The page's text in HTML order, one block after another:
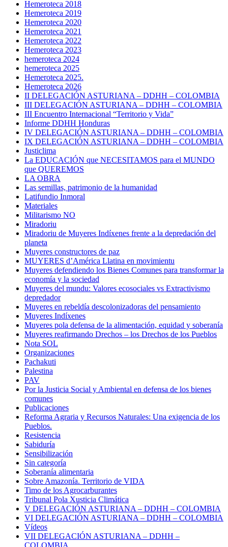
Hemeroteca 2018
Hemeroteca 2019
Hemeroteca 2020
Hemeroteca 2021
Hemeroteca 2022
Hemeroteca 2023
hemeroteca 2024
hemeroteca 2025
Hemeroteca 2025.
Hemeroteca 2026
II DELEGACIÓN ASTURIANA – DDHH – COLOMBIA
III DELEGACIÓN ASTURIANA – DDHH – COLOMBIA
III Encuentro Internacional “Territorio y Vida”
Informe DDHH Honduras
IV DELEGACIÓN ASTURIANA – DDHH – COLOMBIA
IX DELEGACIÓN ASTURIANA – DDHH – COLOMBIA
Justiclima
La EDUCACIÓN que NECESITAMOS para el MUNDO
que QUEREMOS
LA OBRA
Las semillas, patrimonio de la humanidad
Latifundio Inmoral
Materiales
Militarismo NO
Miradoriu
Miradoriu de Muyeres Indíxenes frente a la depredación del
planeta
Muyeres constructores de paz
MUYERES d’América Llatina en movimientu
Muyeres defendiendo los Bienes Comunes para transformar la
economía y la sociedad
Muyeres del mundu: Valores ecosociales vs Extractivismo
depredador
Muyeres en rebeldía descolonizadoras del pensamiento
Muyeres Indíxenes
Muyeres pola defensa de la alimentación, equidad y soberanía
Muyeres reafirmando Drechos – los Drechos de los Pueblos
Nota SOL
Organizaciones
Pachakuti
Palestina
PAV
Por la Justicia Social y Ambiental en defensa de los bienes
comunes
Publicaciones
Reforma Agraria y Recursos Naturales: Una exigencia de los
Pueblos.
Resistencia
Sabiduría
Sensibilización
Sin categoría
Soberanía alimentaria
Sobre Amazonía. Territorio de VIDA
Timo de los Agrocarburantes
Tribunal Pola Xusticia Climática
V DELEGACIÓN ASTURIANA – DDHH – COLOMBIA
VI DELEGACIÓN ASTURIANA – DDHH – COLOMBIA
Vídeos
VII DELEGACIÓN ASTURIANA – DDHH –
COLOMBIA